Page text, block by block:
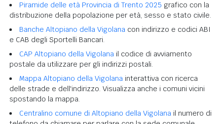
Piramide delle età Provincia di Trento 2025 grafico con la
distribuzione della popolazione per età, sesso e stato civile.
Banche Altopiano della Vigolana con indirizzo e codici ABI
e CAB degli Sportelli Bancari.
CAP Altopiano della Vigolana il codice di avviamento
postale da utilizzare per gli indirizzi postali.
Mappa Altopiano della Vigolana interattiva con ricerca
delle strade e dell'indirizzo. Visualizza anche i comuni vicini
spostando la mappa.
Centralino comune di Altopiano della Vigolana il numero di